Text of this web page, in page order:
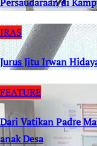
IRAS
Jurus Jitu Irwan
FEATURE
Dari Vatikan Padre
anak Desa